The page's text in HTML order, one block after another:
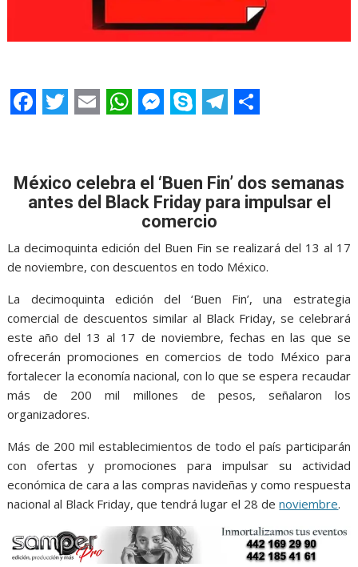
c
o
o
k
i
t
e
r
a
i
a
t
A
p
p
s
s
e
n
g
e
r
y
p
e
l
e
g
r
a
m
a
r
México celebra el ‘Buen Fin’ dos semanas
antes del Black Friday para impulsar el
comercio
La decimoquinta edición del Buen Fin se realizará del 13 al 17
de noviembre, con descuentos en todo México.
La decimoquinta edición del ‘Buen Fin’, una estrategia
comercial de descuentos similar al Black Friday, se celebrará
este año del 13 al 17 de noviembre, fechas en las que se
ofrecerán promociones en comercios de todo México para
fortalecer la economía nacional, con lo que se espera recaudar
más de 200 mil millones de pesos, señalaron los
organizadores.
Más de 200 mil establecimientos de todo el país participarán
con ofertas y promociones para impulsar su actividad
económica de cara a las compras navideñas y como respuesta
nacional al Black Friday, que tendrá lugar el 28 denoviembre.